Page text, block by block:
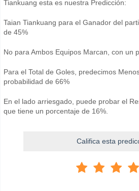
Tiankuang esta es nuestra Predicción:
Taian Tiankuang para el Ganador del
de 45%
No para Ambos Equipos Marcan, con un
Para el Total de Goles, predecimos
probabilidad de 66%
En el lado arriesgado, puede probar el
que tiene un porcentaje de 16%.
Califica esta